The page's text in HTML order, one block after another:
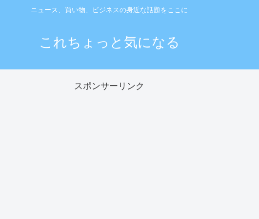
ニュース、買い物、ビジネスの身近な話題をここに
これちょっと気になる
スポンサーリンク